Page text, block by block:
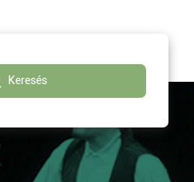
Keresés